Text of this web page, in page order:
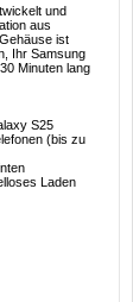
und
aus
ist
Ihr Samsung
Minuten lang
S25
(bis zu
Laden